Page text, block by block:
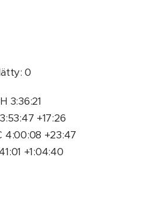
0
3:36:21
+17:26
4:00:08 +23:47
+1:04:40